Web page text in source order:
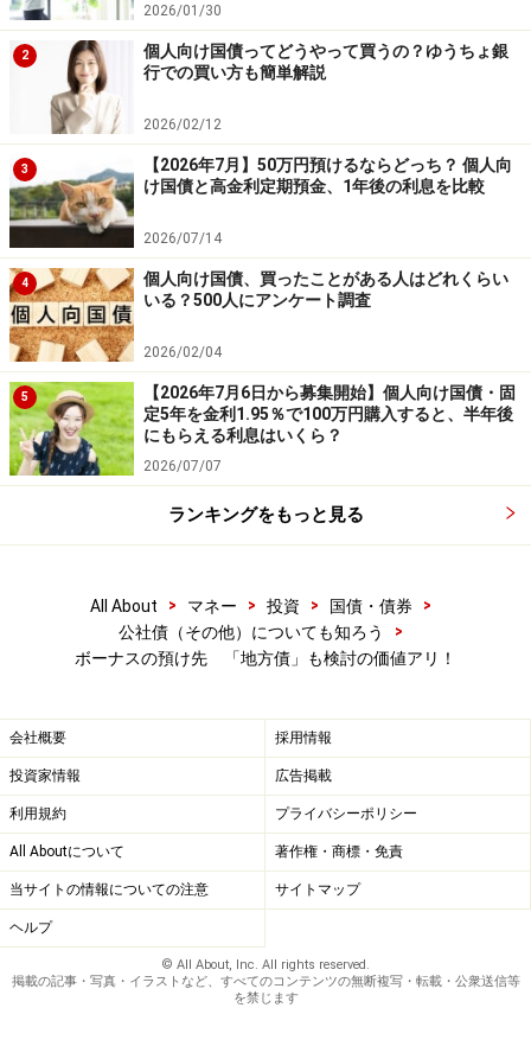
2026/01/30
2
個人向け国債ってどうやって買うの？ゆうちょ銀
行での買い方も簡単解説
2026/02/12
3
【2026年7月】50万円預けるならどっち？ 個人向
け国債と高金利定期預金、1年後の利息を比較
2026/07/14
4
個人向け国債、買ったことがある人はどれくらい
いる？500人にアンケート調査
2026/02/04
5
【2026年7月6日から募集開始】個人向け国債・固
定5年を金利1.95％で100万円購入すると、半年後
にもらえる利息はいくら？
2026/07/07
ランキングをもっと見る
All About > マネー > 投資 > 国債・債券
>
公社債（その他）についても知ろう
>
ボーナスの預け先 「地方債」も検討の価値アリ！
会社概要 採用情報
投資家情報 広告掲載
利用規約 プライバシーポリシー
All Aboutについて 著作権・商標・免責
当サイトの情報についての注意 サイトマップ
ヘルプ
© All About, Inc. All rights reserved.
掲載の記事・写真・イラストなど、すべてのコンテンツの無断複写・転載・公衆送信等
を禁じます